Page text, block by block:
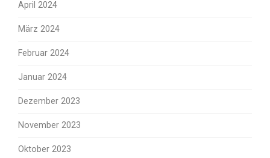
April 2024
März 2024
Februar 2024
Januar 2024
Dezember 2023
November 2023
Oktober 2023